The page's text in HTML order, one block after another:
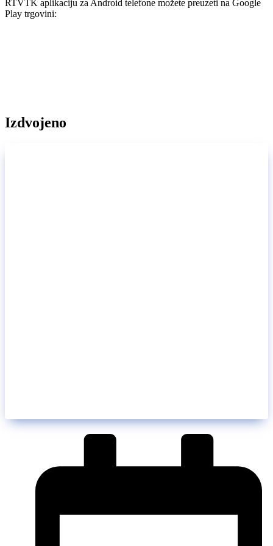
RTVTK aplikaciju za Android telefone možete preuzeti na Google
Play trgovini:
Izdvojeno